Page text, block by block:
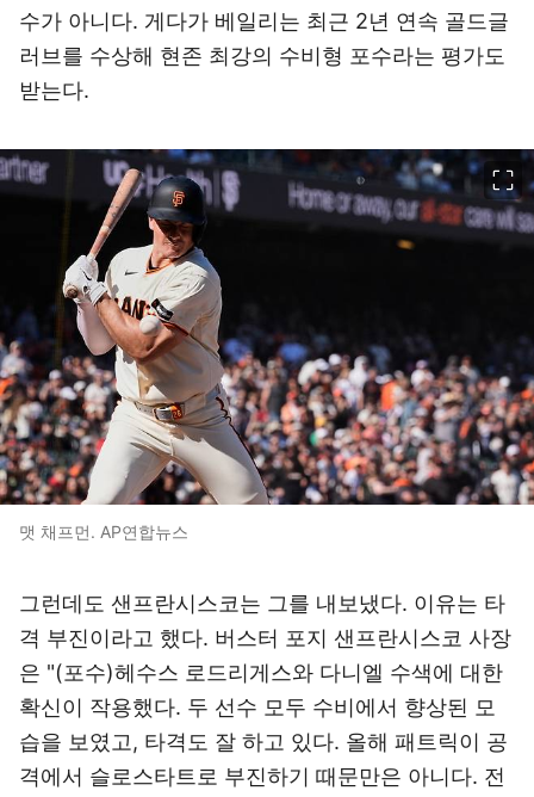
수가 아니다. 게다가 베일리는 최근 2년 연속 골드글
러브를 수상해 현존 최강의 수비형 포수라는 평가도
받는다.
맷 채프먼. AP연합뉴스
그런데도 샌프란시스코는 그를 내보냈다. 이유는 타
격 부진이라고 했다. 버스터 포지 샌프란시스코 사장
은 "(포수)헤수스 로드리게스와 다니엘 수색에 대한
확신이 작용했다. 두 선수 모두 수비에서 향상된 모
습을 보였고, 타격도 잘 하고 있다. 올해 패트릭이 공
격에서 슬로스타트로 부진하기 때문만은 아니다. 전